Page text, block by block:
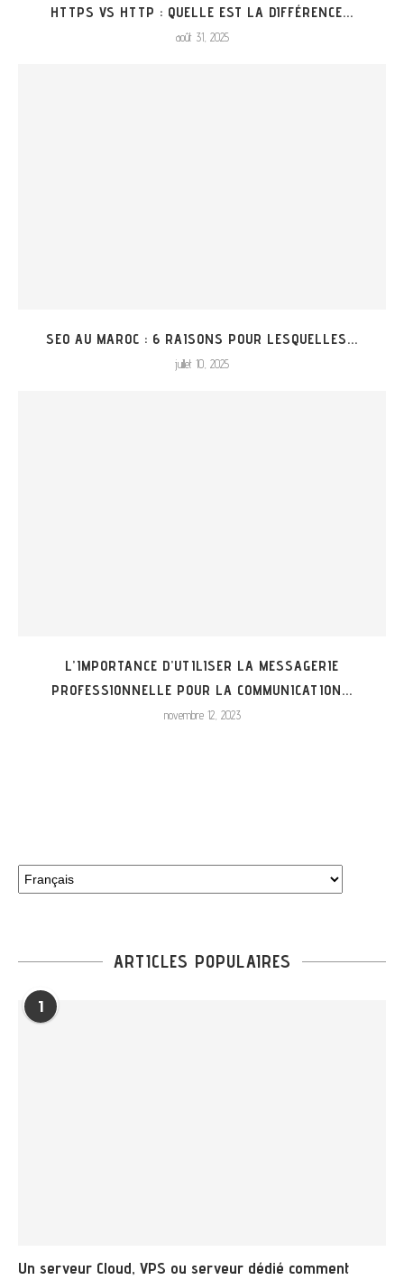
HTTPS VS HTTP : QUELLE EST LA DIFFÉRENCE...
août 31, 2025
SEO AU MAROC : 6 RAISONS POUR LESQUELLES...
juillet 10, 2025
L’IMPORTANCE D’UTILISER LA MESSAGERIE
PROFESSIONNELLE POUR LA COMMUNICATION...
novembre 12, 2023
Choisir
une
ARTICLES POPULAIRES
1
Un serveur Cloud, VPS ou serveur dédié comment